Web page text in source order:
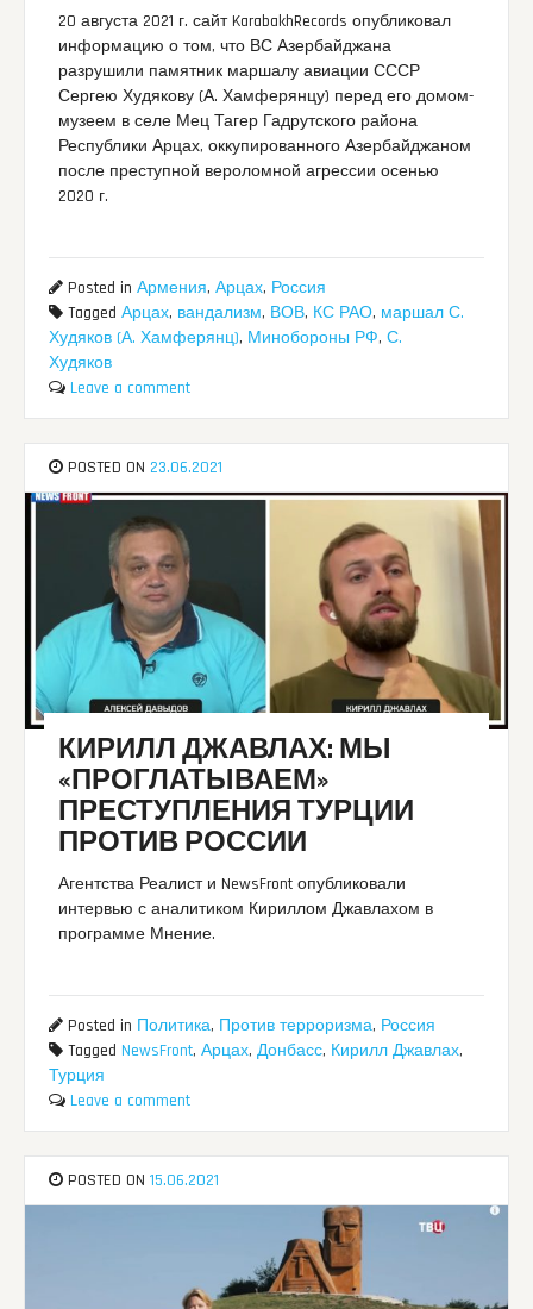
20 августа 2021 г. сайт KarabakhRecords опубликовал
информацию о том, что ВС Азербайджана
разрушили памятник маршалу авиации СССР
Сергею Худякову (А. Хамферянцу) перед его домом-
музеем в селе Мец Тагер Гадрутского района
Республики Арцах, оккупированного Азербайджаном
после преступной вероломной агрессии осенью
2020 г.
Posted inАрмения,Арцах, Россия
TaggedАрцах, вандализм, ВОВ, КС РАО, маршал С.
Худяков (А. Хамферянц), Минобороны РФ,С.
Худяков
Leave a comment
POSTED ON 23.06.2021
КИРИЛЛ ДЖАВЛАХ: МЫ
«ПРОГЛАТЫВАЕМ»
ПРЕСТУПЛЕНИЯ ТУРЦИИ
ПРОТИВ РОССИИ
Агентства Реалист и NewsFront опубликовали
интервью с аналитиком Кириллом Джавлахом в
программе Мнение.
Posted in Политика, Против терроризма, Россия
Tagged NewsFront,Арцах,Донбасс, Кирилл Джавлах,
Турция
Leave a comment
POSTED ON15.06.2021